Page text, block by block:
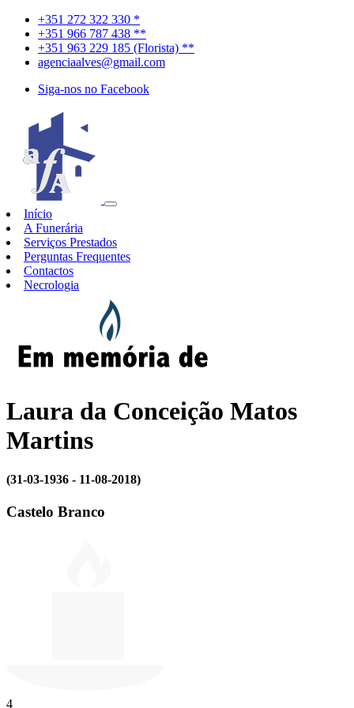
+351 272 322 330 *
+351 966 787 438 **
+351 963 229 185 (Florista) **
agenciaalves@gmail.com
Siga-nos no Facebook
Início
A Funerária
Serviços Prestados
Perguntas Frequentes
Contactos
Necrologia
Laura da Conceição Matos
Martins
(31-03-1936 - 11-08-2018)
Castelo Branco
4